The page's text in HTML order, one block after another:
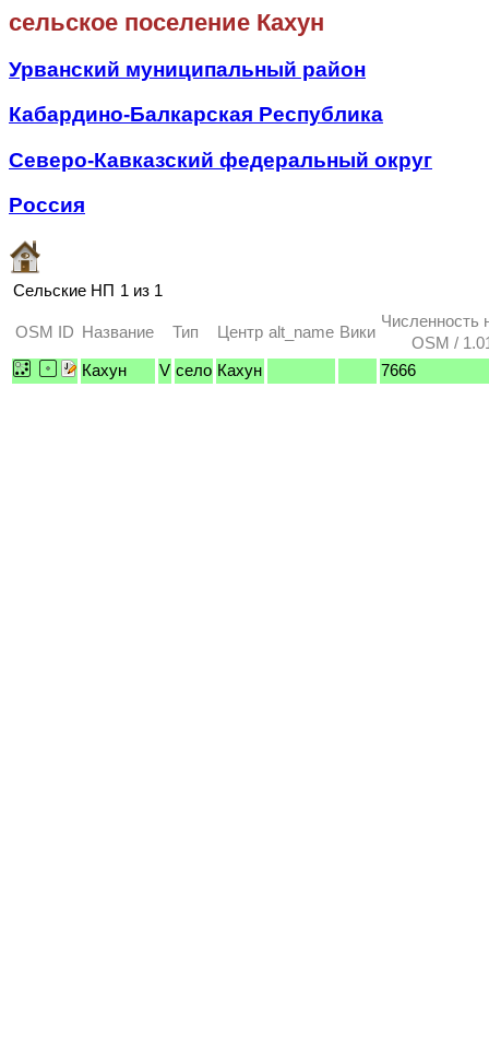
сельское поселение Кахун
Урванский муниципальный район
Кабардино-Балкарская Республика
Северо-Кавказский федеральный округ
Россия
Сельские НП 1 из 1
OSM ID Название Тип Центр alt_name Вики
Численность
OSM /
Кахун
V село Кахун 7666